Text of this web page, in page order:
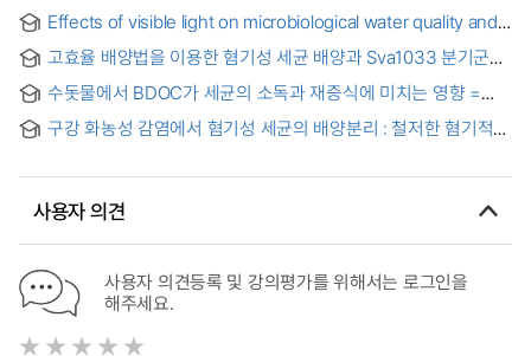
Effects of visible light on microbiological water quality and
가시광선이 플라스틱 빗물저장탱크 내부의 미생물 수질 및
바이오필름 형성에 미치는 영향
고효율 배양법을 이용한 혐기성 세균 배양과 Sva1033 분기군에
수돗물에서 BDOC가 세균의 소독과 재증식에 미치는 영향 =
Tap Water
구강 화농성 감염에서 혐기성 세균의 배양분리 : 철저한 혐기적
사용자 의견
사용자 의견등록 및 강의평가를 위해서는 로그인을
해주세요.